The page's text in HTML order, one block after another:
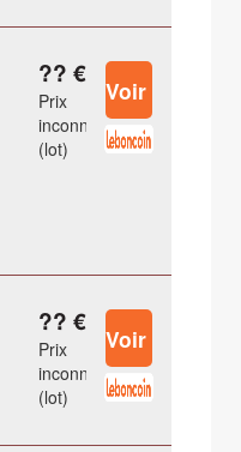
?? €
Prix
inconnu
(lot)
?? €
Prix
inconnu
(lot)